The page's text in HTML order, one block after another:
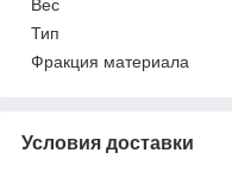
Вес
Тип
Фракция материала
Условия доставки